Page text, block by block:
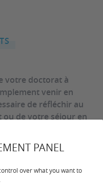
PANEL
over what you want to
votre doctorat à
venir en
de réfléchir au
de votre séjour en